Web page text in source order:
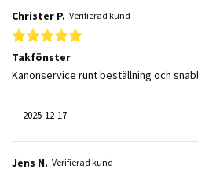
Christer P. Verifierad kund
5.0 star rating
Takfönster
Review by Christer P. on 17 Dec 2025
review stating Takfönster
Kanonservice runt beställning och
2025-12-17
Jens N. Verifierad kund